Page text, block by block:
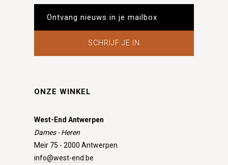
SCHRIJF JE IN
ONZE WINKEL
West-End Antwerpen
Dames - Heren
Meir 75 - 2000 Antwerpen
info@west-end.be